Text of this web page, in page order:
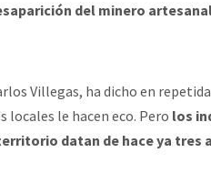
del minero
Villegas, ha dicho en
locales le hacen eco. Pero los
datan de hace ya tres